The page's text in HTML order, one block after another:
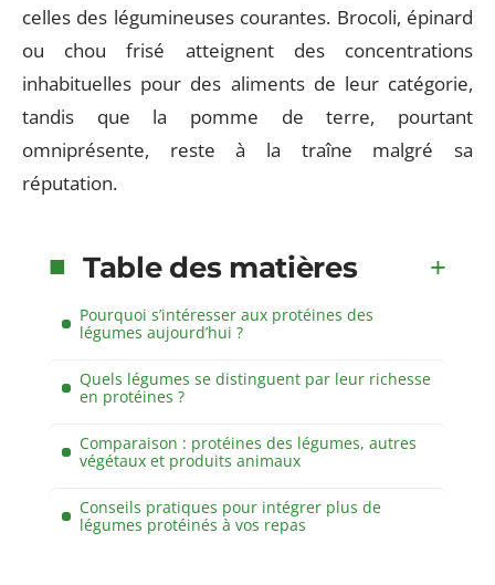
celles des légumineuses courantes. Brocoli, épinard
ou chou frisé atteignent des concentrations
inhabituelles pour des aliments de leur catégorie,
tandis que la pomme de terre, pourtant
omniprésente, reste à la traîne malgré sa
réputation.
Table des matières
Pourquoi s’intéresser aux protéines des
légumes aujourd’hui ?
Quels légumes se distinguent par leur richesse
en protéines ?
Comparaison : protéines des légumes, autres
végétaux et produits animaux
Conseils pratiques pour intégrer plus de
légumes protéinés à vos repas